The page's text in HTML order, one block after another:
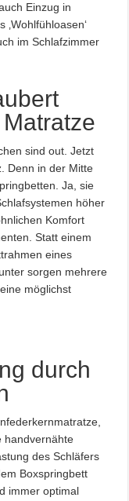
Einzug in
im Schlafzimmer
sind out. Jetzt
Denn in der Mitte
Ja, sie
höher
Komfort
Statt einem
eines
sorgen mehrere
möglichst
durch
handvernähte
des Schläfers
Boxspringbett
immer optimal